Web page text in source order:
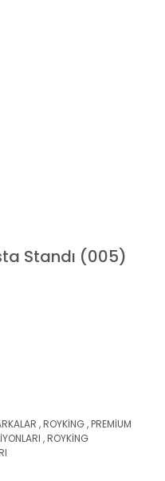
Standı (005)
,ROYKİNG,PREMİUM
,ROYKİNG